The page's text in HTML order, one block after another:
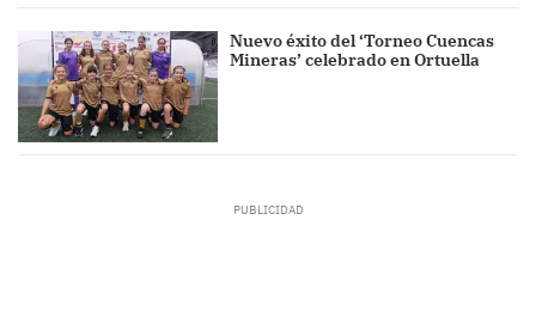
Nuevo éxito del ‘Torneo Cuencas
Mineras’ celebrado en Ortuella